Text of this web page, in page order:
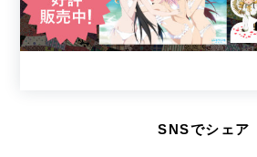
SNSでシェア